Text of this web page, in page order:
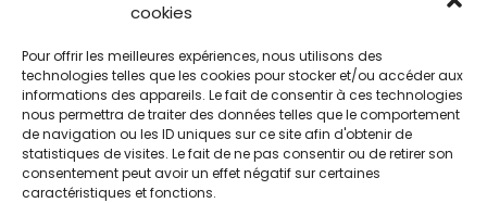
cookies
Pour offrir les meilleures expériences, nous utilisons des
technologies telles que les cookies pour stocker et/ou accéder aux
informations des appareils. Le fait de consentir à ces technologies
nous permettra de traiter des données telles que le comportement
de navigation ou les ID uniques sur ce site afin d'obtenir de
statistiques de visites. Le fait de ne pas consentir ou de retirer son
consentement peut avoir un effet négatif sur certaines
caractéristiques et fonctions.
NOUS CONTACTER